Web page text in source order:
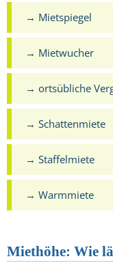
→ Mietspiegel
→ Mietwucher
→ ortsübliche
→ Schattenmiete
→ Staffelmiete
→ Warmmiete
Miethöhe: Wie